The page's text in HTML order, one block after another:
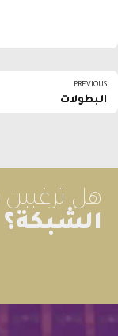
PREVIOUS
البطولات
هل ترغبين
الشبكة؟